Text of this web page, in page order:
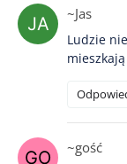
~Jas
Ludzie
~gość